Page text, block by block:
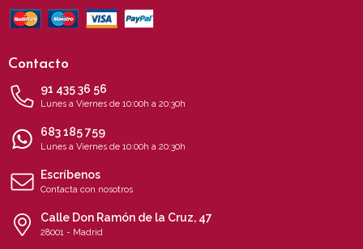
Contacto
91 435 36 56
Lunes a Viernes de 10:00h a 20:30h
683 185 759
Lunes a Viernes de 10:00h a 20:30h
Escríbenos
Contacta con nosotros
Calle Don Ramón de la Cruz, 47
28001 - Madrid